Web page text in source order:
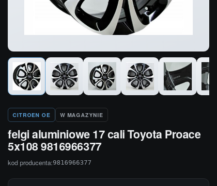
CITROEN OE W MAGAZYNIE
felgi aluminiowe 17 cali Toyota Proace
5x108 9816966377
kod producenta:9816966377